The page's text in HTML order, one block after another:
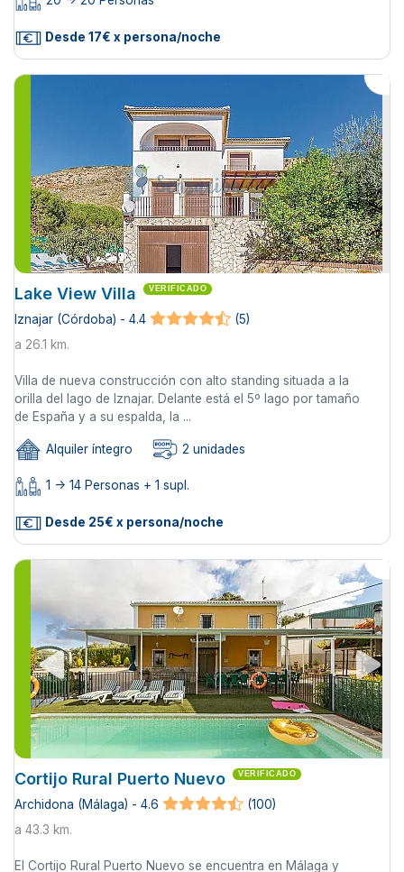
Desde 17€ x persona/noche
Lake View Villa VERIFICADO
Iznajar (Córdoba) - 4.4
(5)
a 26.1 km.
Villa de nueva construcción con alto standing situada a la
orilla del lago de Iznajar. Delante está el 5º lago por tamaño
de España y a su espalda, la ...
Alquiler íntegro 2 unidades
1 -> 14 Personas + 1 supl.
Desde 25€ x persona/noche
Cortijo Rural Puerto Nuevo VERIFICADO
Archidona (Málaga) - 4.6
(100)
a 43.3 km.
El Cortijo Rural Puerto Nuevo se encuentra en Málaga y